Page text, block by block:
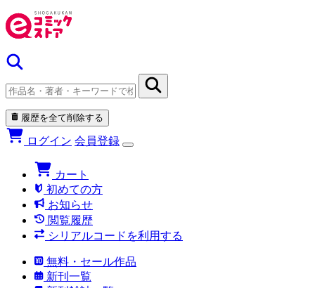
履歴を全て削除する
ログイン 会員登録
カート
初めての方
お知らせ
閲覧履歴
シリアルコードを利用する
無料・セール作品
新刊一覧